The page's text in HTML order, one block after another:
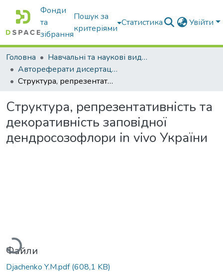
Фонди
та
зібрання
Пошук за
критеріями
Статистика Увійти
Головна
Навчальні та наукові видання
Автореферати дисертацій та дисертації
Структура, репрезентативність та декоративність заповідної дендросозофлори in vivo України
Структура, репрезентативність та
декоративність заповідної
дендросозофлори in vivo України
Вантажиться...
Файли
Djachenko Y.M.pdf(608,1 KB)